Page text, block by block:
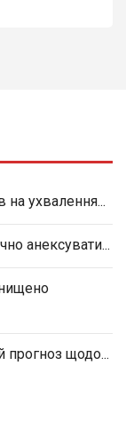
на ухвалення...
анексувати...
щодо...